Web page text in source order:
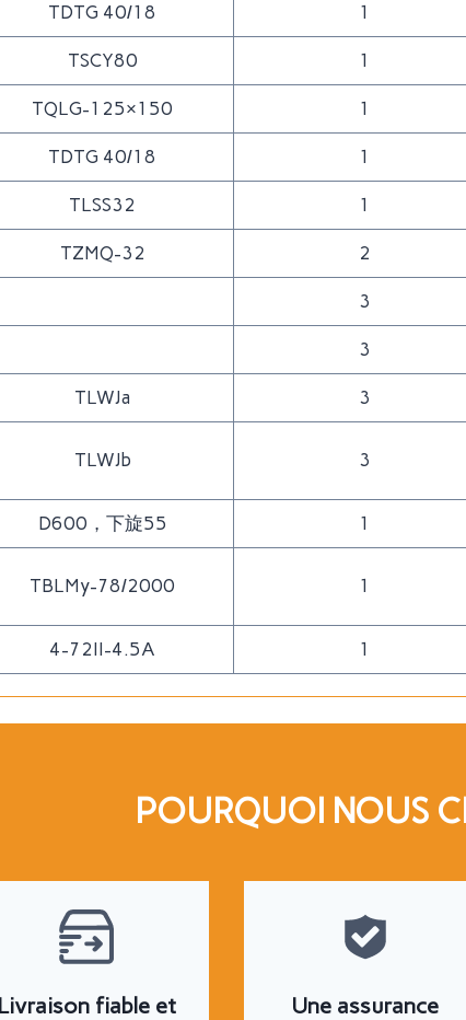
TDTG 40/18 1
TSCY80 1
TQLG-125×150 1
TDTG 40/18 1
TLSS32 1
TZMQ-32 2
3
3
TLWJa 3
TLWJb 3
D600，下旋55 1
TBLMy-78/2000 1
4-72II-4.5A 1
POURQUOI NOUS
Livraison fiable et
Une assurance